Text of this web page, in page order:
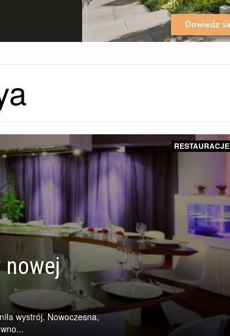
RESTAURACJE
nowej
wystrój. Nowoczesna,